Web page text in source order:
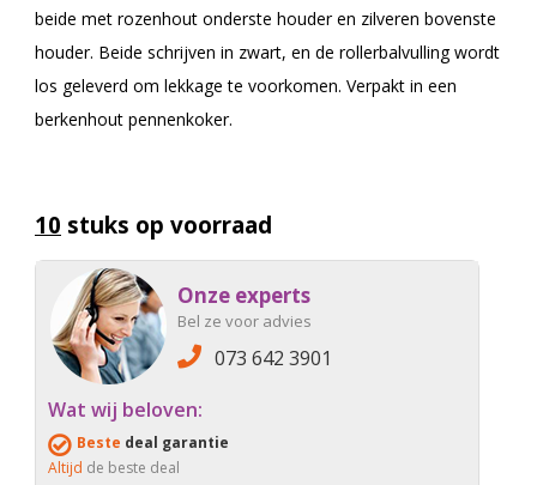
beide met rozenhout onderste houder en zilveren bovenste
houder. Beide schrijven in zwart, en de rollerbalvulling wordt
los geleverd om lekkage te voorkomen. Verpakt in een
berkenhout pennenkoker.
10 stuks op voorraad
Onze experts
Bel ze voor advies
073 642 3901
Wat wij beloven:
Beste deal garantie
Altijd de beste deal